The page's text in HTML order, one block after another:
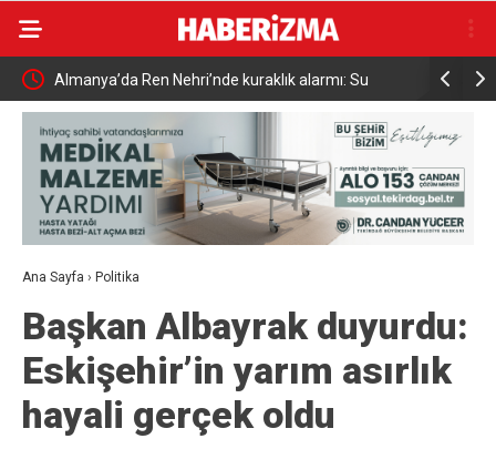
Almanya’da Ren Nehri’nde kuraklık alarmı: Su
seviyesinde tarihi düşüş yaşandı
Ana Sayfa › Politika
Başkan Albayrak duyurdu:
Eskişehir’in yarım asırlık
hayali gerçek oldu